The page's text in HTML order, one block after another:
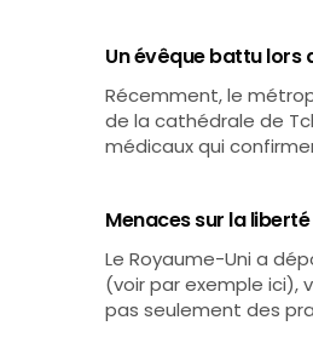
Un évêque battu lors
Récemment, le
de la cathédrale de
médicaux qui
Menaces sur la
Le Royaume-Uni a
(voir par exemple ici),
pas seulement des